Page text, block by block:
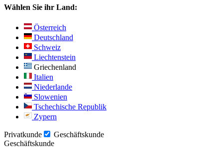
Wählen Sie ihr Land:
Österreich
Deutschland
Schweiz
Liechtenstein
Griechenland
Italien
Niederlande
Slowenien
Tschechische Republik
Zypern
Privatkunde
Geschäftskunde
Geschäftskunde